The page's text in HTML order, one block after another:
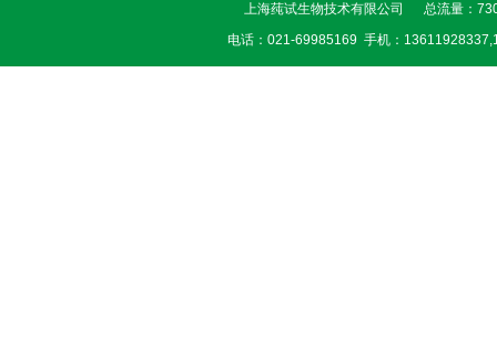
上海莼试生物技术有限公司 总流量：
电话：021-69985169 手机：